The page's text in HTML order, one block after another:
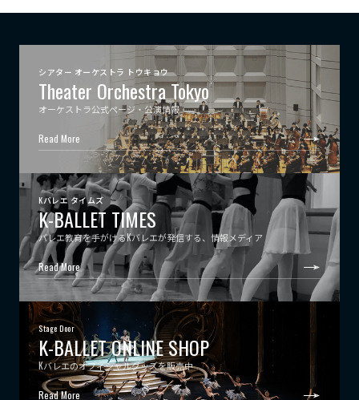
シアター オーケストラ トウキョウ
Theater Orchestra Tokyo
オーケストラ公式ページ・公演情報
Read More
Kバレエ タイムズ
K-BALLET TIMES
バレエ教育を手がけるKバレエが発信する、情報メディア
Read More
Stage Door
K-BALLET ONLINE SHOP
Kバレエのオフィシャルグッズを販売中
Read More